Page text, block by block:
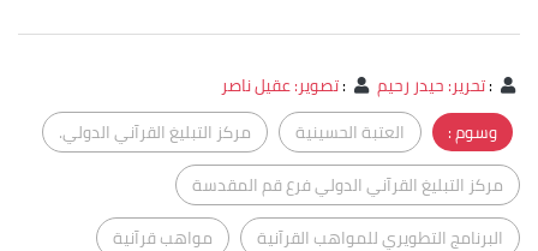
:تحرير: حيدر رحيم :تصوير: عقيل ناصر
وسوم :
العتبة الحسينية
مركز التبليغ القرآني الدولي.
مركز التبليغ القرآني الدولي فرع قم المقدسة
البرنامج التطويري للمواهب القرآنية
مواهب قرآنية